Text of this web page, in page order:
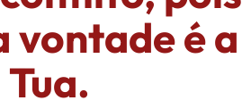
vontade é a
Tua.